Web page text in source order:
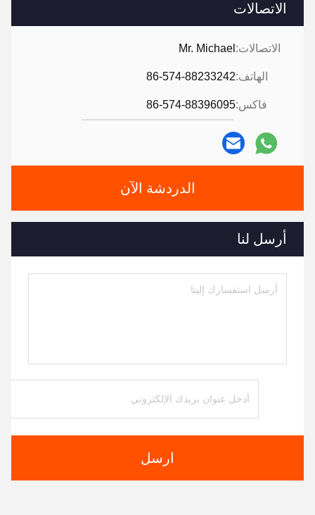
الاتصالات
الاتصالات: Mr. Michael
الهاتف:86-574-88233242
فاكس:86-574-88396095
الدردشة الآن
أرسل لنا
ارسل